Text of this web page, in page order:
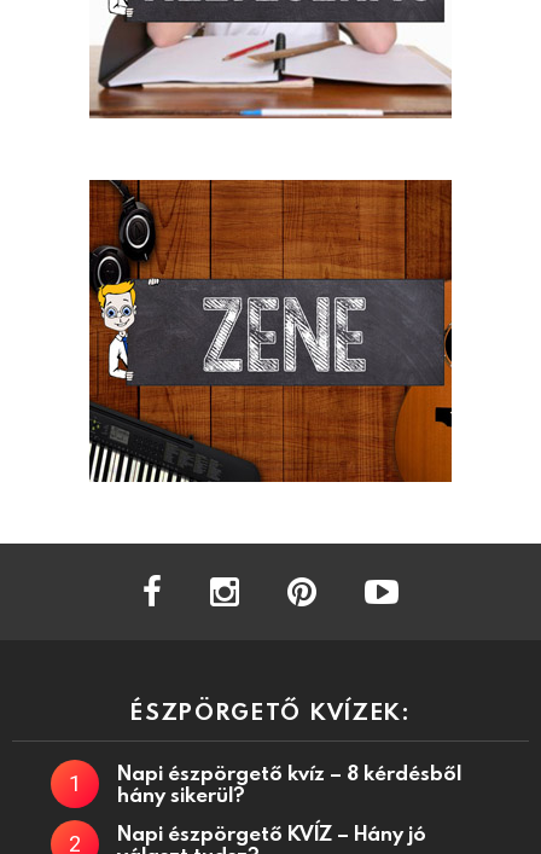
facebook instagram
ÉSZPÖRGETŐ KVÍZEK:
Napi észpörgető kvíz – 8 kérdésből
hány sikerül?
Napi észpörgető KVÍZ – Hány jó